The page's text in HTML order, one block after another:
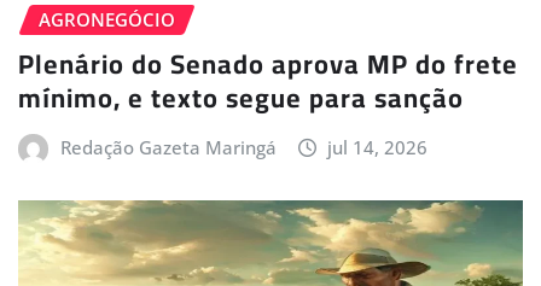
AGRONEGÓCIO
Plenário do Senado aprova MP do frete
mínimo, e texto segue para sanção
Redação Gazeta Maringá jul 14, 2026